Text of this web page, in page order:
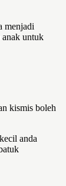
menjadi
anak untuk
kismis boleh
anda